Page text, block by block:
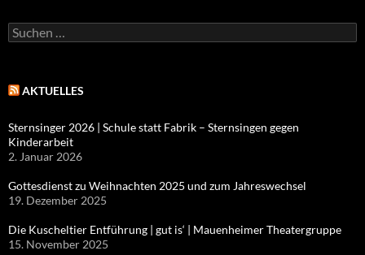
Suchen
nach:
AKTUELLES
Sternsinger 2026 | Schule statt Fabrik – Sternsingen gegen
Kinderarbeit
2. Januar 2026
Gottesdienst zu Weihnachten 2025 und zum Jahreswechsel
19. Dezember 2025
Die Kuscheltier Entführung | gut is‘ | Mauenheimer Theatergruppe
15. November 2025